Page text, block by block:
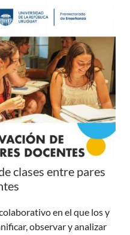
clases entre pares
en el que los y
observar y analizar